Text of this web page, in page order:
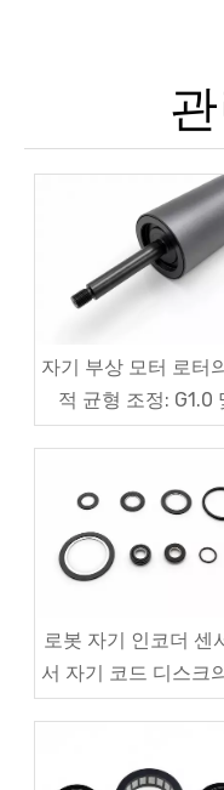
자기 부상 모터 로터
적 균형 조정: G1.0
G2.5 표준 및 테스
로봇 자기 인코더 센
서 자기 코드 디스크
도 드리프트를 해결